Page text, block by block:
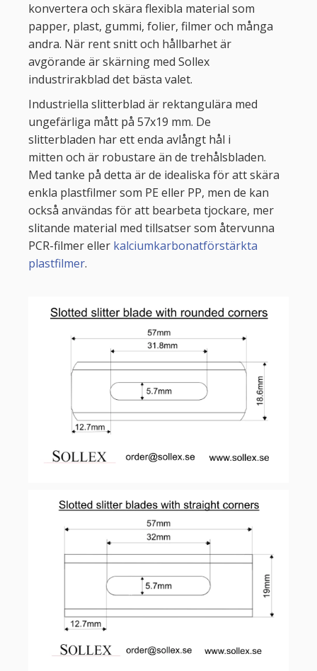
konvertera och skära flexibla material som
papper, plast, gummi, folier, filmer och många
andra. När rent snitt och hållbarhet är
avgörande är skärning med Sollex
industrirakblad det bästa valet.
Industriella slitterblad är rektangulära med
ungefärliga mått på 57x19 mm. De
slitterbladen har ett enda avlångt hål i
mitten och är robustare än de trehålsbladen.
Med tanke på detta är de idealiska för att skära
enkla plastfilmer som PE eller PP, men de kan
också användas för att bearbeta tjockare, mer
slitande material med tillsatser som återvunna
PCR-filmer eller kalciumkarbonatförstärkta
plastfilmer.